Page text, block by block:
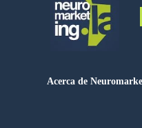
Acerca de